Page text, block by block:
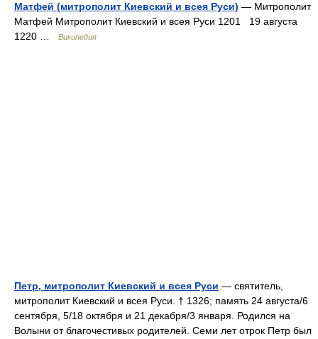
Матфей (митрополит Киевский и всея Руси) — Митрополит
Матфей Митрополит Киевский и всея Руси 1201 19 августа
1220 …
Википедия
Петр, митрополит Киевский и всея Руси — святитель,
митрополит Киевский и всея Руси. † 1326; память 24 августа/6
сентября, 5/18 октября и 21 декабря/3 января. Родился на
Волыни от благочестивых родителей. Семи лет отрок Петр был